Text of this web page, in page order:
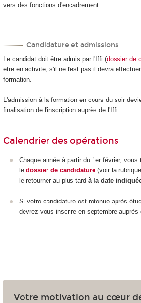
vers des fonctions d'encadrement.
Candidature et admissions
Le candidat doit être admis par l'Iffi (dossier de
être en activité, s'il ne l'est pas il devra
formation.
L'admission à la formation en cours du soir
finalisation de l'inscription auprès de l'Iffi.
Calendrier des opérations
Chaque année à partir du 1 er février, vous
le dossier de candidature (voir la
le retourner au plus tard à la date
Si votre candidature est retenue après
devrez vous inscrire en septembre auprès
Votre motivation au cœur